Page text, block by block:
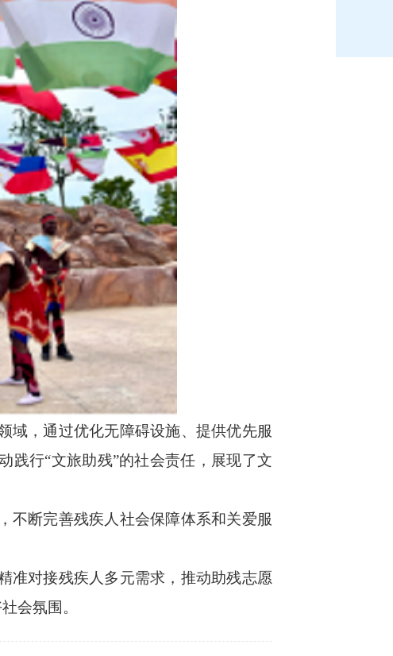
域，通过优化无障碍设施、提供优先服
践行“文旅助残”的社会责任，展现了文
不断完善残疾人社会保障体系和关爱服
准对接残疾人多元需求，推动助残志愿
会氛围。